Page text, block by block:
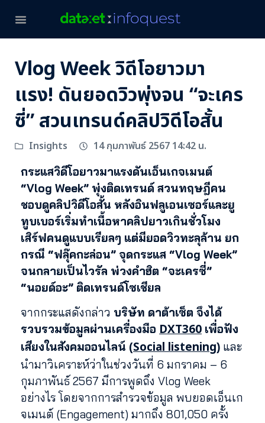
Vlog Week วิดีโอยาวมา
แรง! ดันยอดวิวพุ่งจน “จะเคร
ซี่” สวนเทรนด์คลิปวิดีโอสั้น
Insights
14 กุมภาพันธ์ 2567 14:42 น.
กระแสวิดีโอยาวมาแรงดันเอ็นเกจเมนต์
“Vlog Week” พุ่งติดเทรนด์ สวนทฤษฎีคน
ชอบดูคลิปวิดีโอสั้น หลังอินฟลูเอนเซอร์และยู
ทูบเบอร์เริ่มทำเนื้อหาคลิปยาวเกินชั่วโมง
เสิร์ฟคนดูแบบเรียลๆ แต่มียอดวิวทะลุล้าน ยก
กรณี “ฟลุ๊คกะล่อน” จุดกระแส “Vlog Week”
จนกลายเป็นไวรัล พ่วงคำฮิต “จะเครซี่”
“นอยด์อะ” ติดเทรนด์โซเชียล
จากกระแสดังกล่าว บริษัท ดาต้าเซ็ต จึงได้
รวบรวมข้อมูลผ่านเครื่องมือ DXT360 เพื่อฟัง
เสียงในสังคมออนไลน์ (Social listening) และ
นำมาวิเคราะห์ว่าในช่วงวันที่ 6 มกราคม – 6
กุมภาพันธ์ 2567 มีการพูดถึง Vlog Week
อย่างไร โดยจากการสำรวจข้อมูล พบยอดเอ็นเก
จเมนต์ (Engagement) มากถึง 801,050 ครั้ง